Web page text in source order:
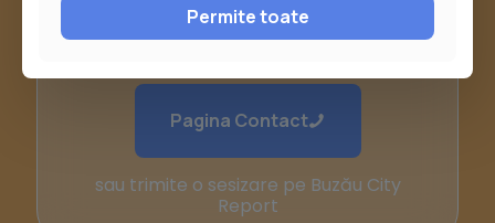
Ai întrebări? Accesează
Pagina Contact
sau trimite o sesizare pe Buzău City
Report
Permite toate